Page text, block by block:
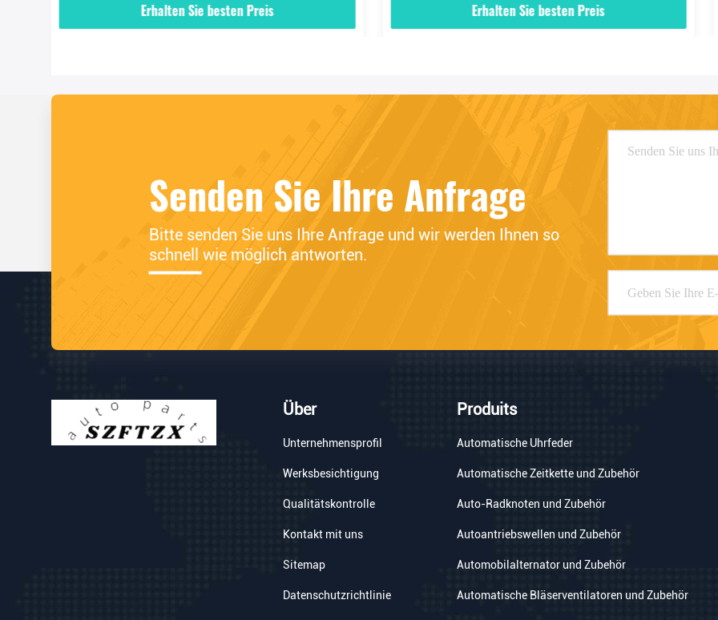
Erhalten Sie besten Preis Erhalten Sie besten Preis
Senden Sie Ihre Anfrage
Bitte senden Sie uns Ihre Anfrage und wir werden Ihnen so
schnell wie möglich antworten.
Über
Unternehmensprofil
Werksbesichtigung
Qualitätskontrolle
Kontakt mit uns
Sitemap
Datenschutzrichtlinie
Produits
Automatische Uhrfeder
Automatische Zeitkette und Zubehör
Auto-Radknoten und Zubehör
Autoantriebswellen und Zubehör
Automobilalternator und Zubehör
Automatische Bläserventilatoren und Zubehör